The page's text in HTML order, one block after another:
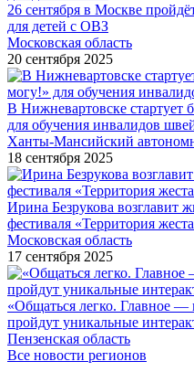
26 сентября в Москве
для детей с ОВЗ
Московская область
20 сентября 2025
В Нижневартовске стартует
для обучения инвалидов
Ханты-Мансийский
18 сентября 2025
Ирина Безрукова
фестиваля «Территория
Московская область
17 сентября 2025
«Общаться легко. Главное —
пройдут уникальные
Пензенская область
Все новости регионов